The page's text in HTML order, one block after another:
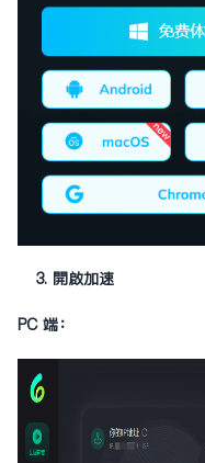
3. 開啟加速
PC 端：